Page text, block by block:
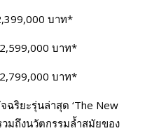
บาท*
บาท*
บาท*
ริยะรุ่นล่าสุด ‘The New
รวมถึงนวัตกรรมล้ำสมัยของ